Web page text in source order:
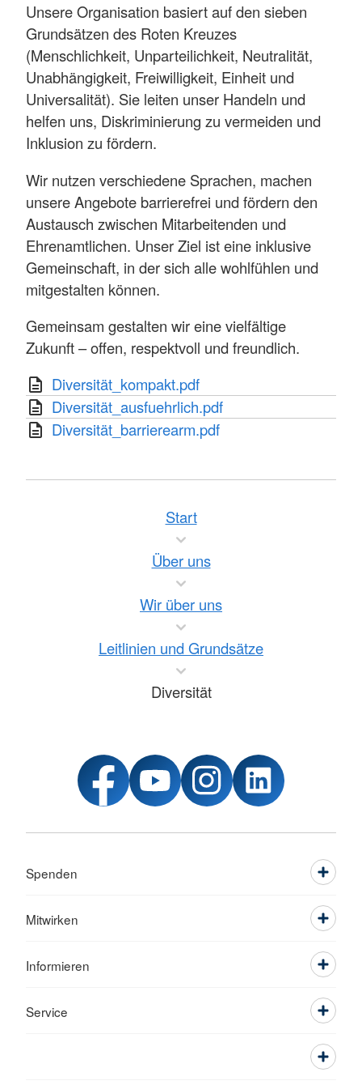
Unsere Organisation basiert auf den sieben
Grundsätzen des Roten Kreuzes
(Menschlichkeit, Unparteilichkeit, Neutralität,
Unabhängigkeit, Freiwilligkeit, Einheit und
Universalität). Sie leiten unser Handeln und
helfen uns, Diskriminierung zu vermeiden und
Inklusion zu fördern.
Wir nutzen verschiedene Sprachen, machen
unsere Angebote barrierefrei und fördern den
Austausch zwischen Mitarbeitenden und
Ehrenamtlichen. Unser Ziel ist eine inklusive
Gemeinschaft, in der sich alle wohlfühlen und
mitgestalten können.
Gemeinsam gestalten wir eine vielfältige
Zukunft – offen, respektvoll und freundlich.
Diversität_kompakt.pdf
Diversität_ausfuehrlich.pdf
Diversität_barrierearm.pdf
Start
Über uns
Wir über uns
Leitlinien und Grundsätze
Diversität
Spenden
Mitwirken
Informieren
Service